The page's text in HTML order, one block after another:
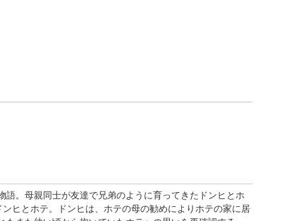
。母親同士が友達で兄弟のように育ってきたドンヒとホ
ヒとホテ。ドンヒは、ホテの母の勧めによりホテの家に居